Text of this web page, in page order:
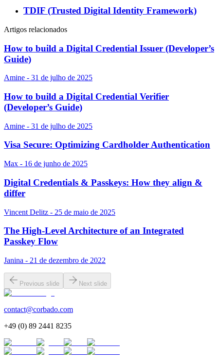
TDIF (Trusted Digital Identity Framework)
Artigos relacionados
How to build a Digital Credential Issuer (Developer’s
Guide)
Amine - 31 de julho de 2025
How to build a Digital Credential Verifier
(Developer’s Guide)
Amine - 31 de julho de 2025
Visa Secure: Optimizing Cardholder Authentication
Max - 16 de junho de 2025
Digital Credentials & Passkeys: How they align &
differ
Vincent Delitz - 25 de maio de 2025
The High-Level Architecture of an Integrated
Passkey Flow
Janina - 21 de dezembro de 2022
Previous slide Next slide
contact@corbado.com
+49 (0) 89 2441 8235